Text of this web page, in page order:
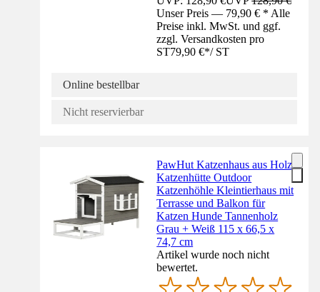
Unser Preis — 79,90 € * Alle
Preise inkl. MwSt. und ggf.
zzgl. Versandkosten pro
ST79,90 €*/ ST
Online bestellbar
Nicht reservierbar
PawHut Katzenhaus aus Holz,
Katzenhütte Outdoor
Katzenhöhle Kleintierhaus mit
Terrasse und Balkon für
Katzen Hunde Tannenholz
Grau + Weiß 115 x 66,5 x
74,7 cm
Artikel wurde noch nicht
bewertet.